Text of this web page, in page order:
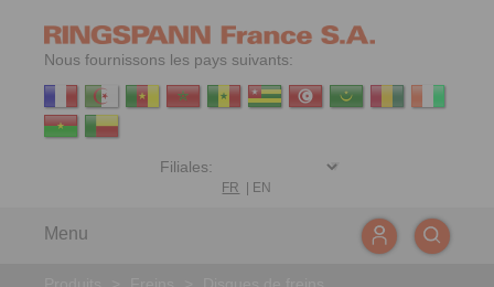
Nous fournissons les pays suivants:
FR EN
Menu